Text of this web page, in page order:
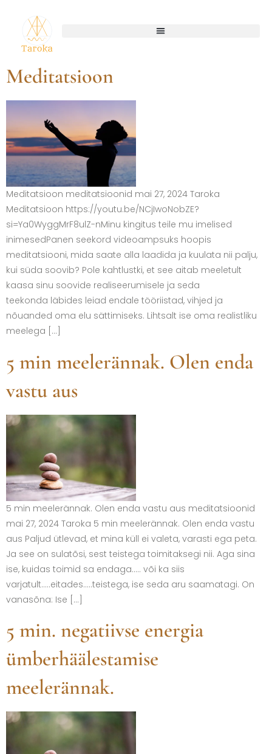
Meditatsioon
Meditatsioon meditatsioonid mai 27, 2024 Taroka
Meditatsioon https://youtu.be/NCjIwoNobZE?
si=Ya0WyggMrF8ulZ-nMinu kingitus teile mu imelised
inimesedPanen seekord videoampsuks hoopis
meditatsiooni, mida saate alla laadida ja kuulata nii palju,
kui süda soovib? Pole kahtlustki, et see aitab meeletult
kaasa sinu soovide realiseerumisele ja seda
teekonda läbides leiad endale tööriistad, vihjed ja
nõuanded oma elu sättimiseks. Lihtsalt ise oma realistliku
meelega […]
5 min meelerännak. Olen enda
vastu aus
5 min meelerännak. Olen enda vastu aus meditatsioonid
mai 27, 2024 Taroka 5 min meelerännak. Olen enda vastu
aus Paljud ütlevad, et mina küll ei valeta, varasti ega peta.
Ja see on sulatõsi, sest teistega toimitaksegi nii. Aga sina
ise, kuidas toimid sa endaga….. või ka siis
varjatult…..eitades…..teistega, ise seda aru saamatagi. On
vanasõna: Ise […]
5 min. negatiivse energia
ümberhäälestamise
meelerännak.